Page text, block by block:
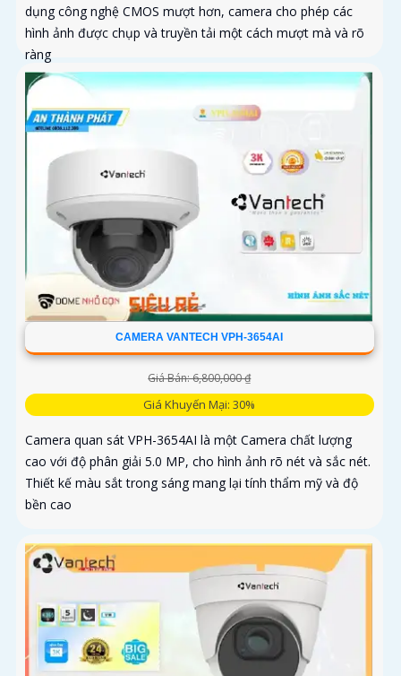
dụng công nghệ CMOS mượt hơn, camera cho phép các
hình ảnh được chụp và truyền tải một cách mượt mà và rõ
ràng
CAMERA VANTECH VPH-3654AI
Giá Bán: 6,800,000 ₫
Giá Khuyến Mại: 30%
Camera quan sát VPH-3654AI là một Camera chất lượng
cao với độ phân giải 5.0 MP, cho hình ảnh rõ nét và sắc nét.
Thiết kế màu sắt trong sáng mang lại tính thẩm mỹ và độ
bền cao